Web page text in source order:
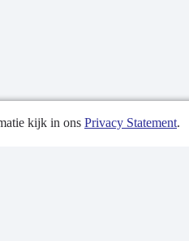
26-09-2024
kijk in ons Privacy Statement.